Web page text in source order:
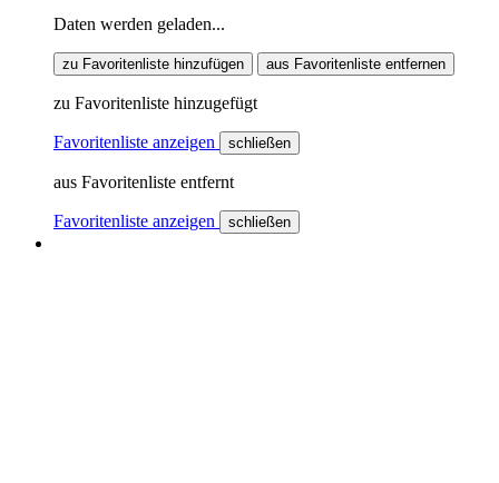
Daten werden geladen...
zu Favoritenliste hinzufügen aus Favoritenliste entfernen
zu Favoritenliste hinzugefügt
Favoritenliste anzeigen schließen
aus Favoritenliste entfernt
Favoritenliste anzeigen schließen